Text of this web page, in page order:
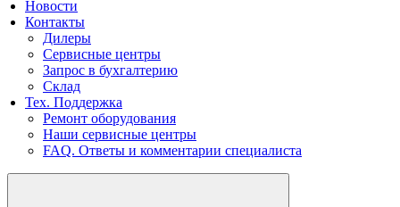
Новости
Контакты
Дилеры
Сервисные центры
Запрос в бухгалтерию
Склад
Тех. Поддержка
Ремонт оборудования
Наши сервисные центры
FAQ. Ответы и комментарии специалиста